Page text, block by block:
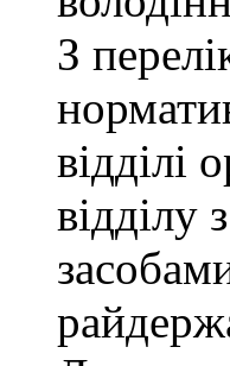
З
відділі
відділу